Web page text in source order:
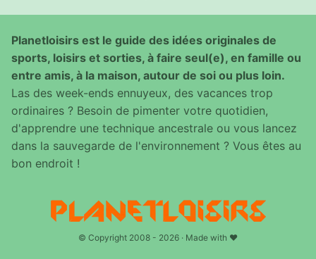
Planetloisirs est le guide des idées originales de
sports, loisirs et sorties, à faire seul(e), en famille ou
entre amis, à la maison, autour de soi ou plus loin.
Las des week-ends ennuyeux, des vacances trop
ordinaires ? Besoin de pimenter votre quotidien,
d'apprendre une technique ancestrale ou vous lancez
dans la sauvegarde de l'environnement ? Vous êtes au
bon endroit !
© Copyright 2008 - 2026 · Made with ♥